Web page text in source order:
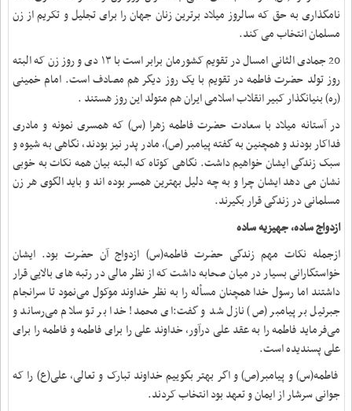
نامگذاری به حق که سالروز میلاد برترین زنان جهان را برای تجلیل و تکریم از زن
مسلمان انتخاب می کند.
20 جمادی الثانی امسال در تقویم کشورمان برابر است با ١٣ دی و روز زن که البته
روز تولد حضرت فاطمه در تقویم با یک روز دیگر هم مصادف است. امام خمینی
(ره) بنیانگذار کبیر انقلاب اسلامی ایران هم متولد این روز هستند .
در آستانه میلاد با سعادت حضرت فاطمه زهرا (س) که همسری نمونه و مادری
فداکار بودند و همچنین به گفته پیامبر (ص)، مادر پدر نیز بودند، نگاهی به شیوه و
سبک زندگی ایشان خواهیم داشت. نگاهی کوتاه که البته بیان همه نکات به خوبی
نشان می دهد ایشان چرا و به چه دلیل بهترین همسر بوده اند و باید الگوی هر زن
مسلمانی در زندگی قرار بگیرند.
ازدواج ساده، جهیزیه ساده
ازجمله نکات مهم زندگی حضرت فاطمه(س) ازدواج آن حضرت بود. ایشان
خواستگارانی بسیار در میان صحابه داشت که از نظر مالی در رتبه های بالایی قرار
داشتند اما رسول خدا همچنان مسأله را به نظر خداوند موکول می‌نمود تا سرانجام
جبرئیل بر پیامبر (ص) نازل شد و گفت:ای محمد! خدا بر تو سلام می‌رساند و
می‌فرماید فاطمه را به عقد علی درآور، خداوند علی را برای فاطمه و فاطمه را برای
علی پسندیده است.
فاطمه(س) و پیامبر(ص) و اگر بهتر بگوییم خداوند تبارک و تعالی، علی(ع) را که
جوانی سرشار از ایمان و تعهد بود انتخاب کردند.